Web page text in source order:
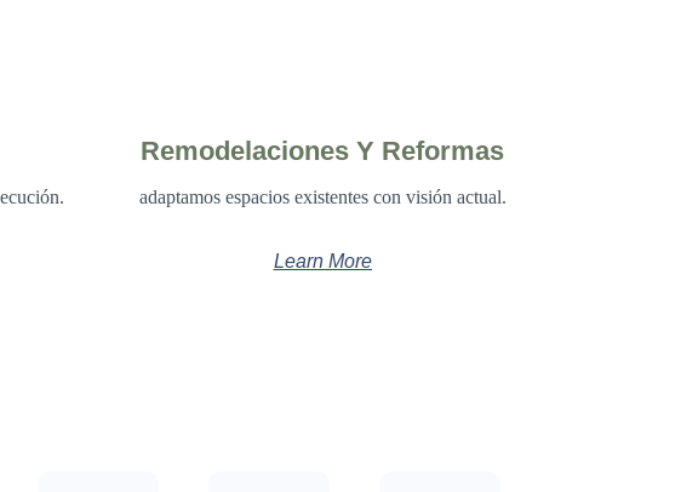
Remodelaciones Y Reformas
adaptamos espacios existentes con visión actual.
Learn More